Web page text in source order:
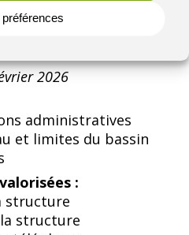
2026
administratives
et limites du bassin
:
structure
structure